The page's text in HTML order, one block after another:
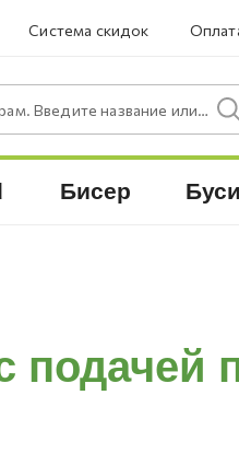
Система скидок
Введите название или артикул.
Бисер
подачей